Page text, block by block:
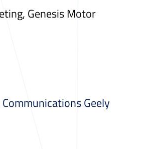
Genesis Motor
Geely